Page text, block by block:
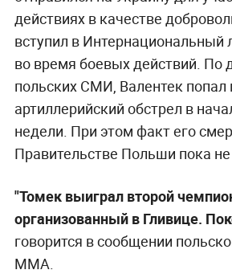
действиях в качестве
вступил в Интернациональный
во время боевых действий. По
польских СМИ, Валентек попал
артиллерийский обстрел в
недели. При этом факт его
Правительстве Польши пока не
"Томек выиграл второй
организованный в Гливице.
говорится в сообщении
MMA.